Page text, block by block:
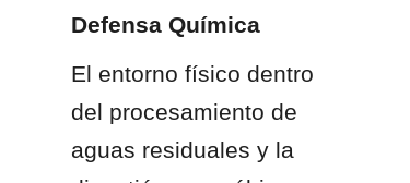
Defensa Química
El entorno físico dentro
del procesamiento de
aguas residuales y la